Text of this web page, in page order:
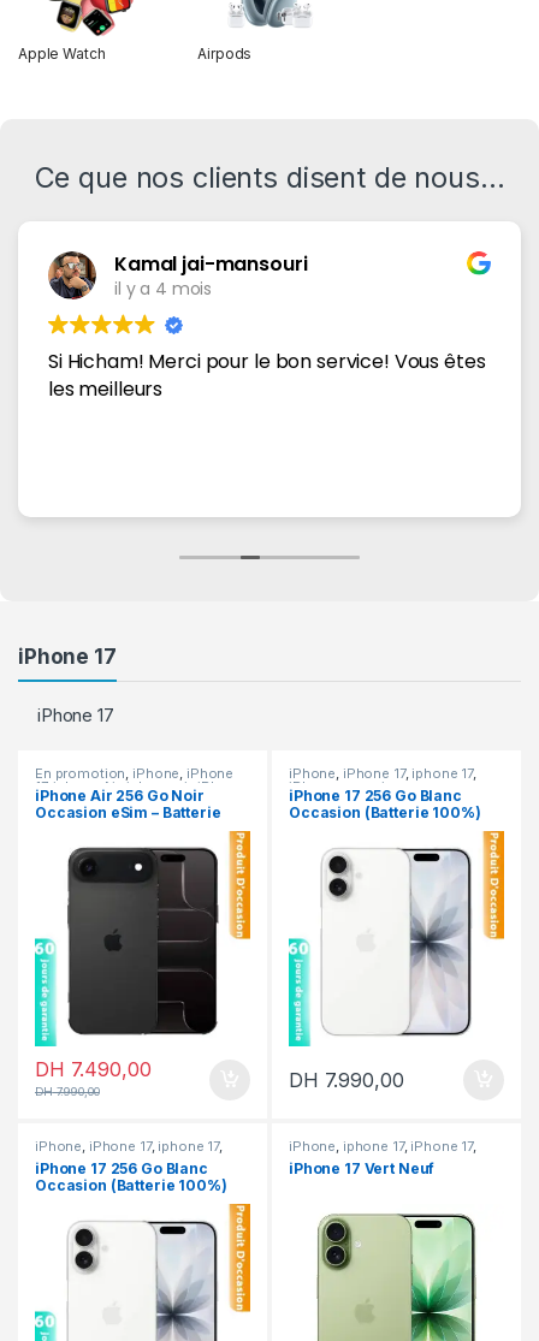
Apple Watch Airpods
Ce que nos clients disent de nous...
Kamal jai-mansouri
il y a 4 mois
Si Hicham! Merci pour le bon service! Vous êtes
les meilleurs
iPhone 17
iPhone 17
En promotion, iPhone, iPhone
17,iphone Air, iphone air ,iPhone
occasion
iPhone Air 256 Go Noir
Occasion eSim – Batterie
DH 7.490,00
DH7.990,00
iPhone, iPhone 17, iphone 17,
iPhone occasion
iPhone 17 256 Go Blanc
Occasion (Batterie 100%)
DH 7.990,00
iPhone, iPhone 17, iphone 17,
iPhone occasion
iPhone 17 256 Go Blanc
Occasion (Batterie 100%)
iPhone, iphone 17, iPhone 17,
iPhone neuf
iPhone 17 Vert Neuf